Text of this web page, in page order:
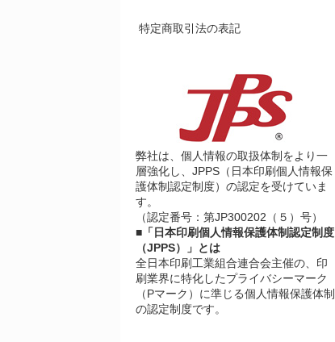
特定商取引法の表記
弊社は、個人情報の取扱体制をより一
層強化し、JPPS（日本印刷個人情報保
護体制認定制度）の認定を受けていま
す。
（認定番号：第JP300202（５）号）
■「日本印刷個人情報保護体制認定制度
（JPPS）」とは
全日本印刷工業組合連合会主催の、印
刷業界に特化したプライバシーマーク
（Pマーク）に準じる個人情報保護体制
の認定制度です。